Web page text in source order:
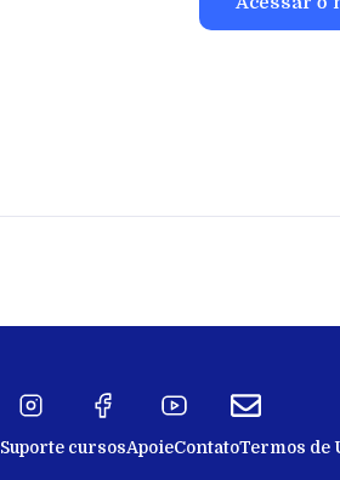
Suporte cursosApoieContatoTermos de